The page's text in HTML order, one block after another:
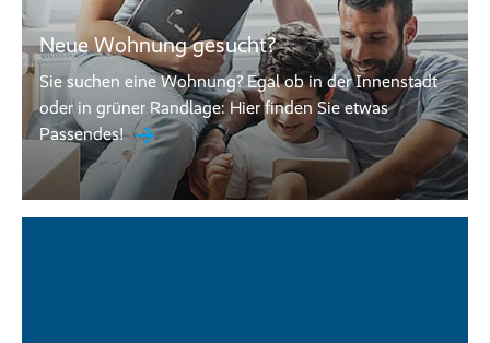
Neue Wohnung gesucht?
Sie suchen eine Wohnung? Egal ob in der Innenstadt
oder in grüner Randlage: Hier finden Sie etwas
Passendes!